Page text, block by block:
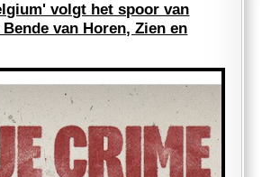
volgt het spoor van
van Horen, Zien en